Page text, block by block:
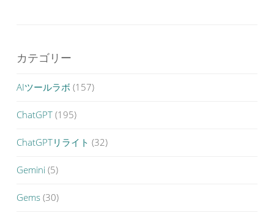
カテゴリー
AIツールラボ (157)
ChatGPT (195)
ChatGPTリライト (32)
Gemini (5)
Gems (30)